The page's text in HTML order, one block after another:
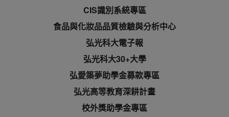
CIS識別系統專區
食品與化妝品品質檢驗與分析中心
弘光科大電子報
弘光科大30+大學
弘愛築夢助學金募款專區
弘光高等教育深耕計畫
校外獎助學金專區